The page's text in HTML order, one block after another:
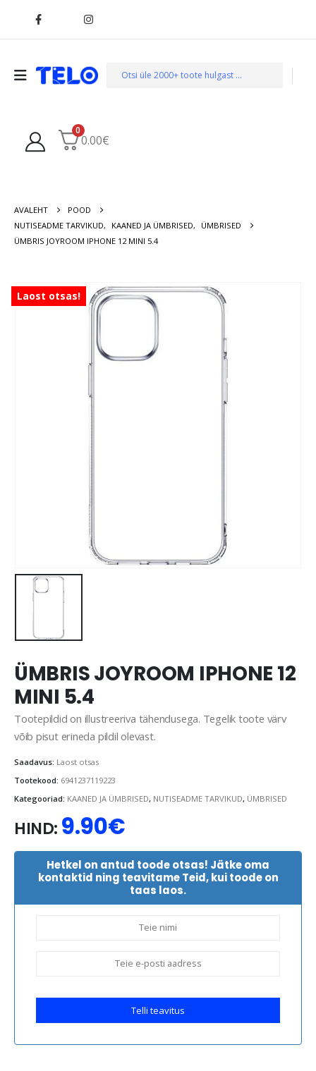
0
0.00€
AVALEHT
POOD
NUTISEADME TARVIKUD, KAANED JA ÜMBRISED,
ÜMBRISED
ÜMBRIS JOYROOM IPHONE 12 MINI 5.4
Laost otsas!
ÜMBRIS JOYROOM IPHONE 12
MINI 5.4
Tootepildid on illustreeriva tähendusega. Tegelik toote värv
võib pisut erineda pildil olevast.
Saadavus: Laost otsas
Tootekood: 6941237119223
Kategooriad: KAANED JA ÜMBRISED, NUTISEADME TARVIKUD, ÜMBRISED
HIND: 9.90€
Hetkel on antud toode otsas! Jätke oma
kontaktid ning teavitame Teid, kui toode on
taas laos.
Telli teavitus